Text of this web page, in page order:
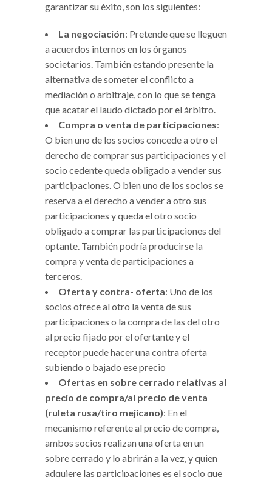
garantizar su éxito, son los siguientes:
La negociación: Pretende que se lleguen
a acuerdos internos en los órganos
societarios. También estando presente la
alternativa de someter el conflicto a
mediación o arbitraje, con lo que se tenga
que acatar el laudo dictado por el árbitro.
Compra o venta de participaciones:
O bien uno de los socios concede a otro el
derecho de comprar sus participaciones y el
socio cedente queda obligado a vender sus
participaciones. O bien uno de los socios se
reserva a el derecho a vender a otro sus
participaciones y queda el otro socio
obligado a comprar las participaciones del
optante. También podría producirse la
compra y venta de participaciones a
terceros.
Oferta y contra- oferta: Uno de los
socios ofrece al otro la venta de sus
participaciones o la compra de las del otro
al precio fijado por el ofertante y el
receptor puede hacer una contra oferta
subiendo o bajado ese precio
Ofertas en sobre cerrado relativas al
precio de compra/al precio de venta
(ruleta rusa/tiro mejicano): En el
mecanismo referente al precio de compra,
ambos socios realizan una oferta en un
sobre cerrado y lo abrirán a la vez, y quien
adquiere las participaciones es el socio que